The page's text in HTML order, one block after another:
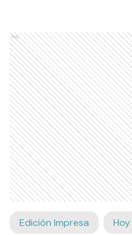
Ads
Edición Impresa Hoy